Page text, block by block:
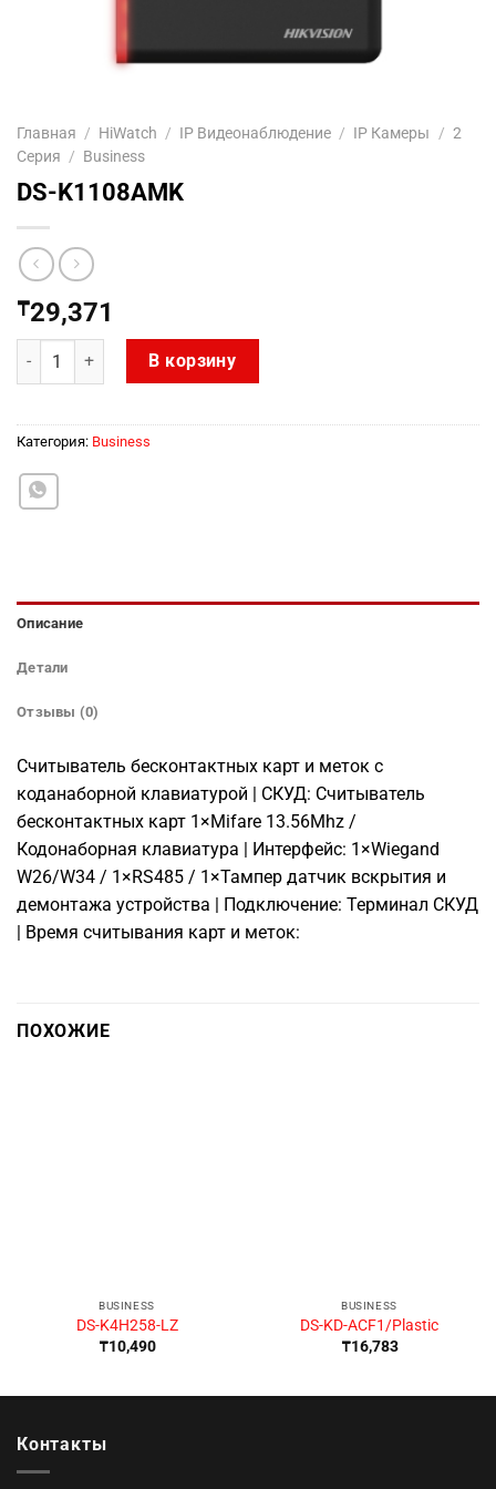
Главная / HiWatch / IP Видеонаблюдение / IP Камеры / 2
Серия / Business
DS-K1108AMK
₸29,371
Количество товара DS-K1108AMK
В корзину
Категория: Business
Описание
Детали
Отзывы (0)
Считыватель бесконтактных карт и меток с
коданаборной клавиатурой | СКУД: Считыватель
бесконтактных карт 1×Mifare 13.56Mhz /
Кодонаборная клавиатура | Интерфейс: 1×Wiegand
W26/W34 / 1×RS485 / 1×Тампер датчик вскрытия и
демонтажа устройства | Подключение: Терминал СКУД
| Время считывания карт и меток:
ПОХОЖИЕ
BUSINESS
DS-K4H258-LZ
₸10,490
BUSINESS
DS-KD-ACF1/Plastic
₸16,783
Контакты